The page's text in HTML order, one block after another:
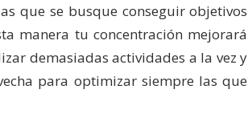
que se busque conseguir objetivos
manera tu concentración mejorará
demasiadas actividades a la vez y
para optimizar siempre las que